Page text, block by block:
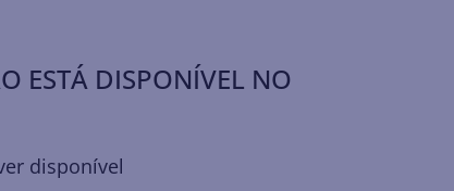
ESTÁ DISPONÍVEL NO
disponível